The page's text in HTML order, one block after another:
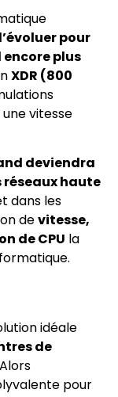
pour
plus
XDR (800
vitesse
deviendra
haute
dans les
devitesse,
de CPU la
idéale
de
pour